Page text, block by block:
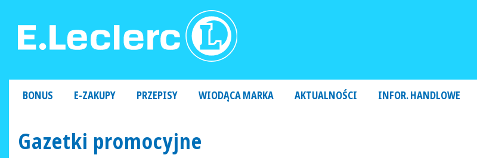
BONUS E-ZAKUPY PRZEPISY WIODĄCA MARKA AKTUALNOŚCI INFOR. HANDLOWE
Gazetki promocyjne